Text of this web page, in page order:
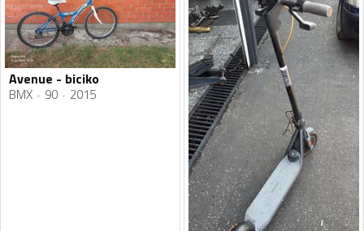
Avenue - biciko
BMX 90 2015